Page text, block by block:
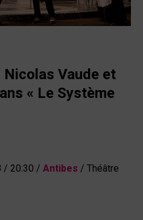
Vaude et
« Le Système
/ 20:30 / Antibes / Théâtre